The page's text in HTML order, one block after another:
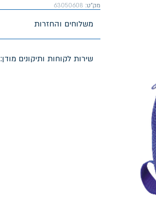
מק"ט: 63050608
משלוחים והחזרות
שירות לקוחות ותיקונים מודן: